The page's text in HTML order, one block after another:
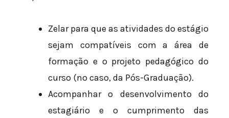
Zelar para que as atividades do estágio
sejam compatíveis com a área de
formação e o projeto pedagógico do
curso (no caso, da Pós-Graduação).
Acompanhar o desenvolvimento do
estagiário e o cumprimento das